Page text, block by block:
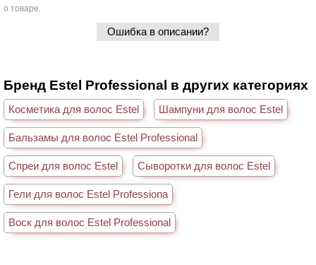
о товаре.
Ошибка в описании?
Бренд Estel Professional в других категориях
Косметика для волос Estel Шампуни для волос Estel
Бальзамы для волос Estel Professional
Спреи для волос Estel Сыворотки для волос Estel
Гели для волос Estel Professiona
Воск для волос Estel Professional